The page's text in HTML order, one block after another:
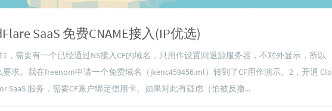
SaaS 免费CNAME接入(IP优选)
1，需要有一个已经通过NS接入CF的域名，只用作设置回退源服务器，不对外显示，所以
求。我在freenom申请一个免费域名（jkenc459456.ml）转到了CF用作演示。2，开通 Clo
SaaS 服务，需要CF账户绑定信用卡。如果对此有疑虑（怕被反撸...